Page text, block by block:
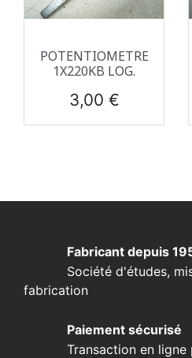
POTENTIOMETRE
1X220KB LOG.
Prix
3,00 €
Fabricant depuis
Société d'études,
fabrication
Paiement sécurisé
Transaction en